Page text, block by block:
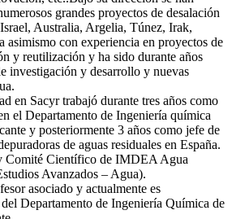
grandes proyectos de desalación
Australia, Argelia, Túnez, Irak,
asimismo con experiencia en proyectos de
y reutilización y ha sido durante años
investigación y desarrollo y nuevas
en Sacyr trabajó durante tres años como
el Departamento de Ingeniería química
y posteriormente 3 años como jefe de
de aguas residuales en España.
Comité Científico de IMDEA Agua
Avanzados – Agua).
asociado y actualmente es
Departamento de Ingeniería Química de